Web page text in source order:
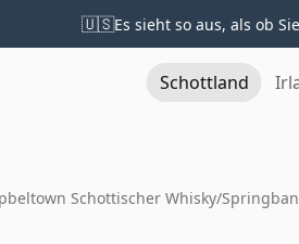
🇺🇸Es sieht so aus, als ob
Schottland
Schottischer Whisky/